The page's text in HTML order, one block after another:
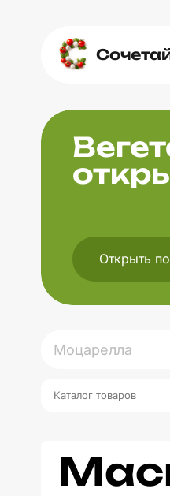
Открыть
Каталог товаров